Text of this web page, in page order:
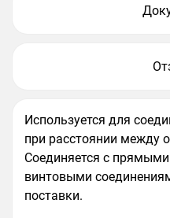
Используется для
при расстоянии между
Соединяется с
винтовыми
поставки.